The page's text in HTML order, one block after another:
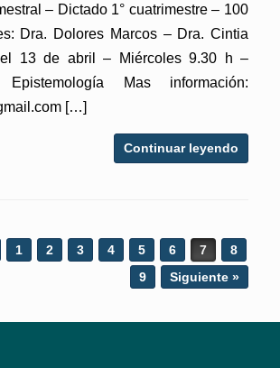
– Dictado 1° cuatrimestre – 100
Dra. Dolores Marcos – Dra. Cintia
13 de abril – Miércoles 9.30 h –
Mas información:
[…]
Continuar leyendo
1 2 3 4 5 6 7
8
9
Siguiente »